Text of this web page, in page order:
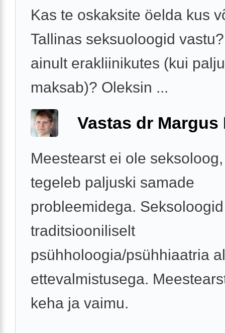
Kas te oskaksite öelda kus
Tallinas seksuoloogid
ainult erakliinikutes (kui
maksab)? Oleksin ...
Vastas dr Margus
Meestearst ei ole
tegeleb paljuski samade
probleemidega.
traditsiooniliselt
psühholoogia/psühhiaatria
ettevalmistusega.
keha ja vaimu.